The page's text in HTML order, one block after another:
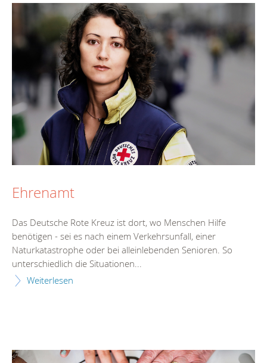
Ehrenamt
Das Deutsche Rote Kreuz ist dort, wo Menschen Hilfe
benötigen - sei es nach einem Verkehrsunfall, einer
Naturkatastrophe oder bei alleinlebenden Senioren. So
unterschiedlich die Situationen...
Weiterlesen